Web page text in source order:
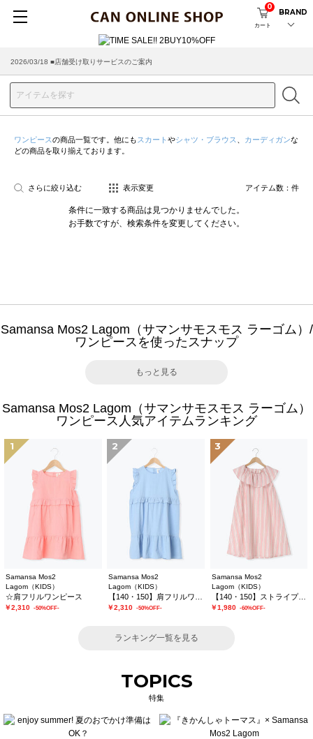
カート
0
BRAND
2026/03/18 ■店舗受け取りサービスのご案内
ワンピースの商品一覧です。他にも スカート やシャツ・ブラウス カーディガンな
どの商品を取り揃えております。
さらに絞り込む 表示変更 アイテム数： 件
条件に一致する商品は見つかりませんでした。
お手数ですが、検索条件を変更してください。
Samansa Mos2 Lagom（サマンサモスモス ラーゴム）/
ワンピースを使ったスナップ
もっと見る
Samansa Mos2 Lagom（サマンサモスモス ラーゴム）
ワンピース人気アイテムランキング
1
Samansa Mos2
Lagom（KIDS）
☆肩フリルワンピース
￥2,310 -50%OFF-
2
Samansa Mos2
Lagom（KIDS）
￥2,310 -50%OFF-
3
Samansa Mos2
Lagom（KIDS）
【140・150】ストライプフリルカラーワンピース
￥1,980 -60%OFF-
ランキング一覧を見る
TOPICS
特集